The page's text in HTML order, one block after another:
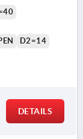
D2=14
DETAILS